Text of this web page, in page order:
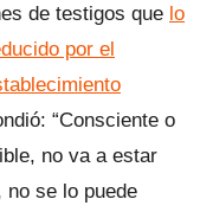
de testigos que lo
por el
“Consciente o
no va a estar
no se lo puede